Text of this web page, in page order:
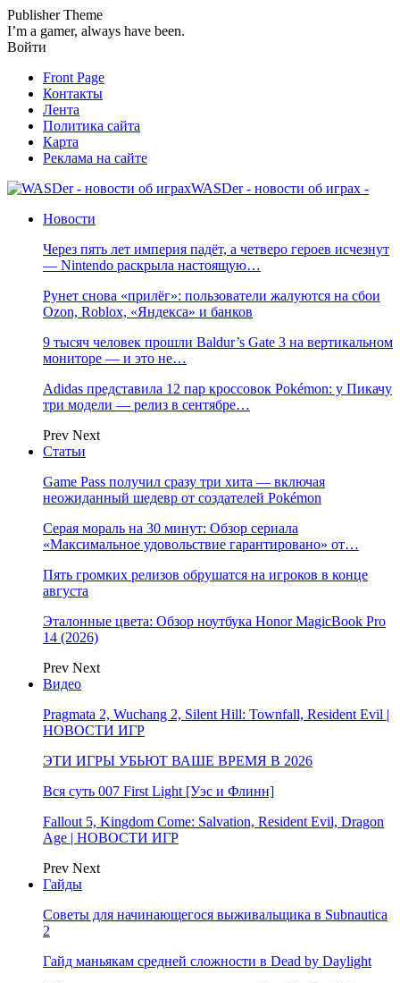
Publisher Theme
I’m a gamer, always have been.
Войти
Front Page
Контакты
Лента
Политика сайта
Карта
Реклама на сайте
WASDer - новости об играх -
Новости
Через пять лет империя падёт, а четверо героев исчезнут
— Nintendo раскрыла настоящую…
Рунет снова «прилёг»: пользователи жалуются на сбои
Ozon, Roblox, «Яндекса» и банков
9 тысяч человек прошли Baldur’s Gate 3 на вертикальном
мониторе — и это не…
Adidas представила 12 пар кроссовок Pokémon: у Пикачу
три модели — релиз в сентябре…
Prev Next
Статьи
Game Pass получил сразу три хита — включая
неожиданный шедевр от создателей Pokémon
Серая мораль на 30 минут: Обзор сериала
«Максимальное удовольствие гарантировано» от…
Пять громких релизов обрушатся на игроков в конце
августа
Эталонные цвета: Обзор ноутбука Honor MagicBook Pro
14 (2026)
Prev Next
Видео
Pragmata 2, Wuchang 2, Silent Hill: Townfall, Resident Evil |
НОВОСТИ ИГР
ЭТИ ИГРЫ УБЬЮТ ВАШЕ ВРЕМЯ В 2026
Вся суть 007 First Light [Уэс и Флинн]
Fallout 5, Kingdom Come: Salvation, Resident Evil, Dragon
Age | НОВОСТИ ИГР
Prev Next
Гайды
Советы для начинающегося выживальщика в Subnautica
2
Гайд маньякам средней сложности в Dead by Daylight